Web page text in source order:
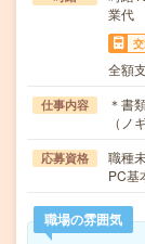
業代
全額
仕事内容
＊書
（
応募資格
職種
PC基
職場の雰囲気